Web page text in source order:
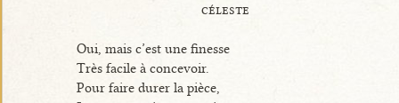
céleste
Oui, mais c’est une finesse
Très facile à concevoir.
Pour faire durer la pièce,